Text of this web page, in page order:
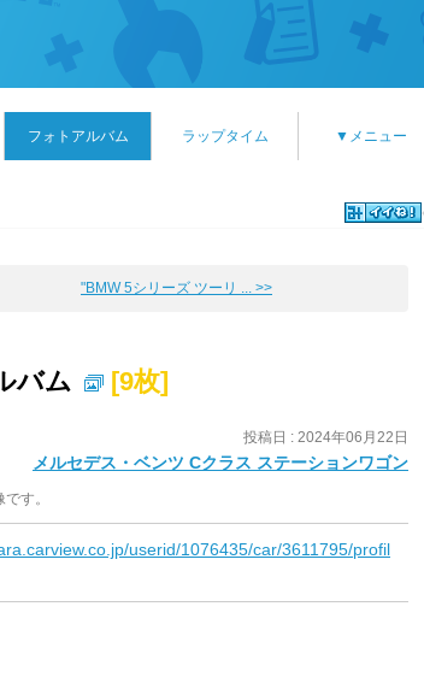
フォトアルバム ラップタイム ▼メニュー
"BMW 5シリーズ ツーリ ... >>
バム [9枚]
投稿日 : 2024年06月22日
メルセデス・ベンツ Cクラス ステーションワゴン
す。
userid/1076435/car/3611795/profil